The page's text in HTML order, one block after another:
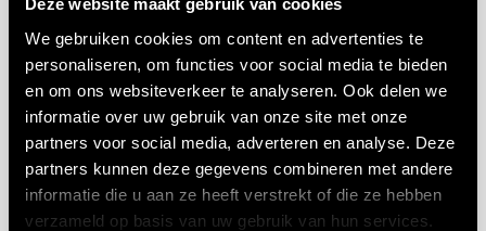
Deze website maakt gebruik van cookies
We gebruiken cookies om content en advertenties te
personaliseren, om functies voor social media te bieden
en om ons websiteverkeer te analyseren. Ook delen we
informatie over uw gebruik van onze site met onze
partners voor social media, adverteren en analyse. Deze
partners kunnen deze gegevens combineren met andere
informatie die u aan ze heeft verstrekt of die ze hebben
verzameld op basis van uw gebruik van hun services.
VERKLARING VAN OVEREENSTEMMING UKCA
UKCA 56 Series
EN|| . PDF